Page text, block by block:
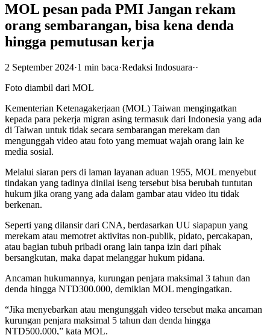
MOL pesan pada PMI Jangan rekam
orang sembarangan, bisa kena denda
hingga pemutusan kerja
2 September 2024·1 min baca·Redaksi Indosuara··
Foto diambil dari MOL
Kementerian Ketenagakerjaan (MOL) Taiwan mengingatkan
kepada para pekerja migran asing termasuk dari Indonesia yang ada
di Taiwan untuk tidak secara sembarangan merekam dan
mengunggah video atau foto yang memuat wajah orang lain ke
media sosial.
Melalui siaran pers di laman layanan aduan 1955, MOL menyebut
tindakan yang tadinya dinilai iseng tersebut bisa berubah tuntutan
hukum jika orang yang ada dalam gambar atau video itu tidak
berkenan.
Seperti yang dilansir dari CNA, berdasarkan UU siapapun yang
merekam atau memotret aktivitas non-publik, pidato, percakapan,
atau bagian tubuh pribadi orang lain tanpa izin dari pihak
bersangkutan, maka dapat melanggar hukum pidana.
Ancaman hukumannya, kurungan penjara maksimal 3 tahun dan
denda hingga NTD300.000, demikian MOL mengingatkan.
“Jika menyebarkan atau mengunggah video tersebut maka ancaman
kurungan penjara maksimal 5 tahun dan denda hingga
NTD500.000,” kata MOL.